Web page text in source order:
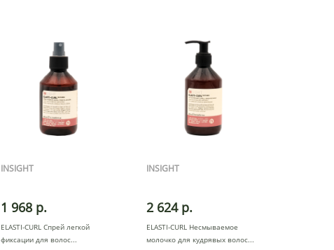
INSIGHT
1 968 р.
ELASTI-CURL Спрей легкой
фиксации для волос
INSIGHT
2 624 р.
ELASTI-CURL Несмываемое
молочко для кудрявых волос